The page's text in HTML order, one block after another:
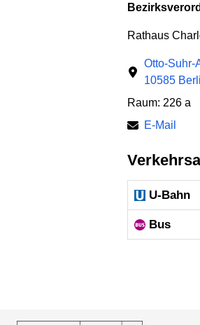
Rathaus
Otto-Suhr-
10585
Raum: 226 a
E-Mail
U-Bahn
Bus